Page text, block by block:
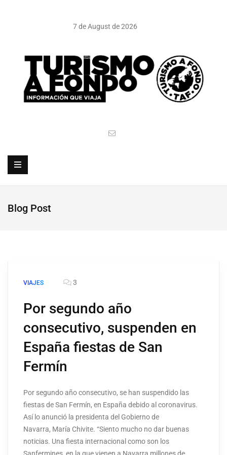
7 de August de 2026
Blog Post
VIAJES 3
Por segundo año
consecutivo, suspenden en
España fiestas de San
Fermín
Por segundo año consecutivo, se han suspendido las
fiestas de San Fermín, en España debido al coronavirus.
Así lo anunció la presidenta del Gobierno de
Navarra, María Chivite. “Siento mucho no dar buenas
noticias. Una fiesta internacional como son los